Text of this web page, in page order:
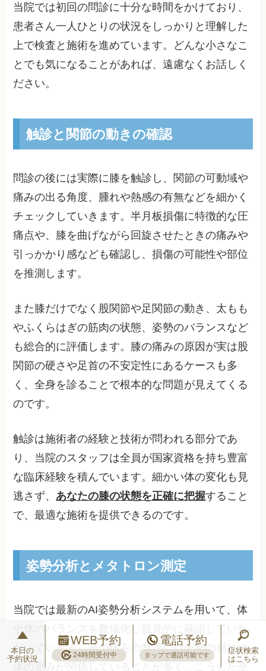
当院では初回の問診に十分な時間をかけており、
患者さん一人ひとりの状況をしっかりと理解した
上で検査と施術を進めています。どんな小さなこ
とでも気になることがあれば、遠慮なくお話しく
ださい。
触診と関節の動きの確認
問診の後には実際に膝を触診し、関節の可動域や
痛みの出る角度、腫れや熱感の有無などを細かく
チェックしていきます。半月板損傷に特徴的な圧
痛点や、膝を曲げながら回旋させたときの痛みや
引っかかり感なども確認し、損傷の可能性や部位
を推測します。
また膝だけでなく股関節や足関節の動き、太もも
やふくらはぎの筋肉の状態、姿勢のバランスなど
も総合的に評価します。膝の痛みの原因が実は股
関節の硬さや足首の不安定性にあるケースも多
く、全身を診ることで根本的な問題が見えてくる
のです。
触診は施術者の経験と技術が問われる部分であ
り、当院のスタッフは全員が国家資格を持ち豊富
な臨床経験を積んでいます。細かい体の変化も見
逃さず、 あなたの膝の状態を正確に把握すること
で、最適な施術を提供できるのです。
姿勢分析とメタトロン測定
当院では最新のAI姿勢分析システムを用いて、体
全体のバランスを数値化し視覚的に確認していた
だいています。膝の痛みの背景には姿勢の崩れや
体の歪みが関係していることが多く、こうした全
本日の
予約状況
WEB予約
24時間受付中
電話予約
タップで通話可能です
症状検索
はこちら